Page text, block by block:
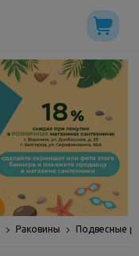
Раковины Подвесные